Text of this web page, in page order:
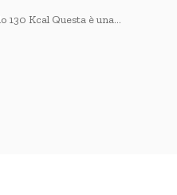
130 Kcal Questa è una…